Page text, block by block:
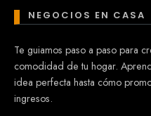
NEGOCIOS EN CASA
Te guiamos paso a paso para
comodidad de tu hogar.
idea perfecta hasta cómo
ingresos.